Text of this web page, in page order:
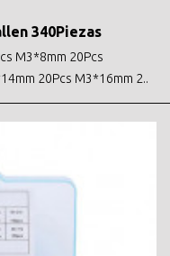
340Piezas
M3*8mm 20Pcs
20Pcs M3*16mm 2..